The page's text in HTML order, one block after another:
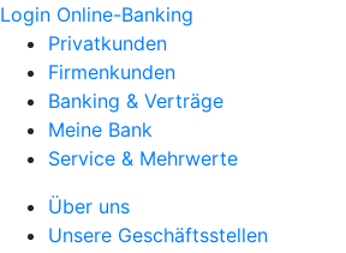
Login Online-Banking
Privatkunden
Firmenkunden
Banking & Verträge
Meine Bank
Service & Mehrwerte
Über uns
Unsere Geschäftsstellen